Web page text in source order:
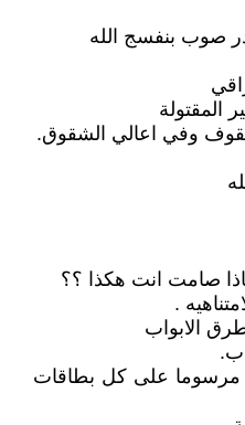
صوب بنفسج الله
المقتولة
وفي اعالي الشقوق.
صامت انت هكذا ؟؟
.
الابواب
مرسوما على كل بطاقات